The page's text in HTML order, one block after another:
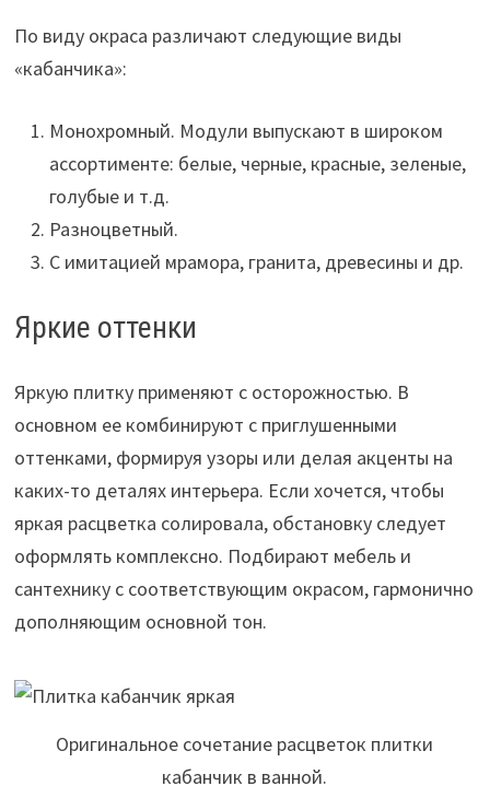
По виду окраса различают следующие виды
«кабанчика»:
Монохромный. Модули выпускают в широком
ассортименте: белые, черные, красные, зеленые,
голубые и т.д.
Разноцветный.
С имитацией мрамора, гранита, древесины и др.
Яркие оттенки
Яркую плитку применяют с осторожностью. В
основном ее комбинируют с приглушенными
оттенками, формируя узоры или делая акценты на
каких-то деталях интерьера. Если хочется, чтобы
яркая расцветка солировала, обстановку следует
оформлять комплексно. Подбирают мебель и
сантехнику с соответствующим окрасом, гармонично
дополняющим основной тон.
Оригинальное сочетание расцветок плитки
кабанчик в ванной.